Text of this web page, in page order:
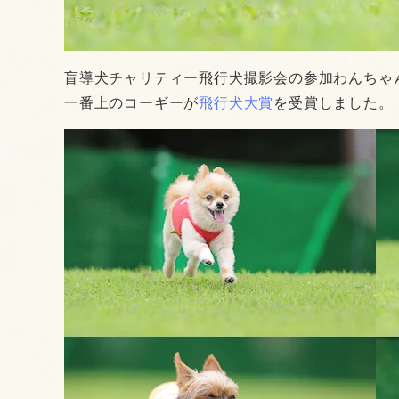
盲導犬チャリティー飛行犬撮影会の参加わんちゃ
一番上のコーギーが飛行犬大賞を受賞しました。